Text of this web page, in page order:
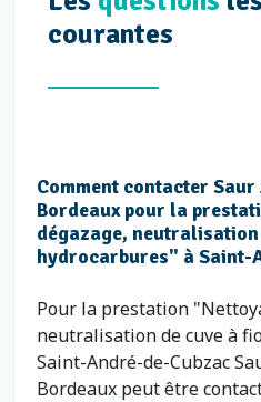
courantes
Comment contacter
Bordeaux pour la
dégazage,
hydrocarbures" à Saint-
Pour la prestation
neutralisation de cuve à
Saint-André-de-Cubzac
Bordeaux peut être